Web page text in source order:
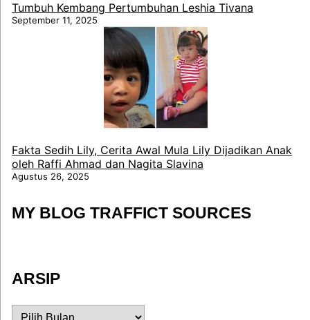
Tumbuh Kembang Pertumbuhan Leshia Tivana
September 11, 2025
Fakta Sedih Lily, Cerita Awal Mula Lily Dijadikan Anak
oleh Raffi Ahmad dan Nagita Slavina
Agustus 26, 2025
MY BLOG TRAFFICT SOURCES
ARSIP
ARSIP